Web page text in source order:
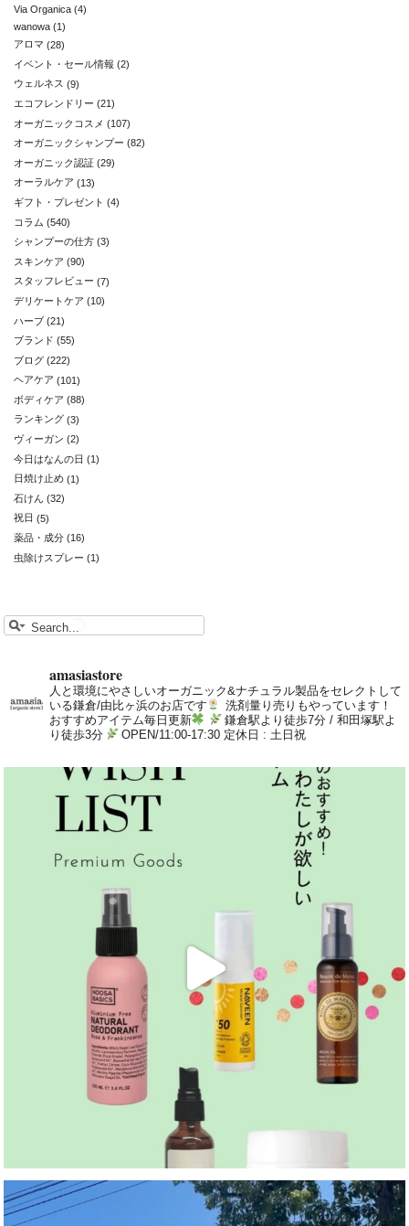
Via Organica (4)
wanowa (1)
アロマ (28)
イベント・セール情報 (2)
ウェルネス (9)
エコフレンドリー (21)
オーガニックコスメ (107)
オーガニックシャンプー (82)
オーガニック認証 (29)
オーラルケア (13)
ギフト・プレゼント (4)
コラム (540)
シャンプーの仕方 (3)
スキンケア (90)
スタッフレビュー (7)
デリケートケア (10)
ハーブ (21)
ブランド (55)
ブログ (222)
ヘアケア (101)
ボディケア (88)
ランキング (3)
ヴィーガン (2)
今日はなんの日 (1)
日焼け止め (1)
石けん (32)
祝日 (5)
薬品・成分 (16)
虫除けスプレー (1)
amasiastore
人と環境にやさしいオーガニック&ナチュラル製品をセレクトして
いる鎌倉/由比ヶ浜のお店です
洗剤量り売りもやっています！
おすすめアイテム毎日更新
鎌倉駅より徒歩7分 / 和田塚駅よ
り徒歩3分
OPEN/11:00-17:30 定休日 : 土日祝